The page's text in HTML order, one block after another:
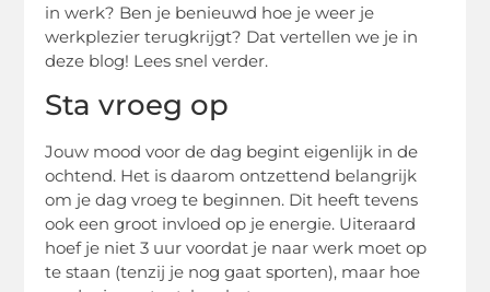
in werk? Ben je benieuwd hoe je weer je
werkplezier terugkrijgt? Dat vertellen we je in
deze blog! Lees snel verder.
Sta vroeg op
Jouw mood voor de dag begint eigenlijk in de
ochtend. Het is daarom ontzettend belangrijk
om je dag vroeg te beginnen. Dit heeft tevens
ook een groot invloed op je energie. Uiteraard
hoef je niet 3 uur voordat je naar werk moet op
te staan (tenzij je nog gaat sporten), maar hoe